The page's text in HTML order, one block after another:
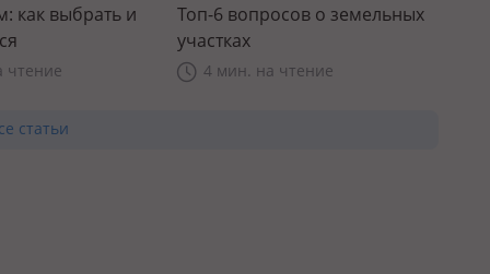
как выбрать и
чтение
Топ-6 вопросов о земельных
участках
4 мин. на чтение
статьи